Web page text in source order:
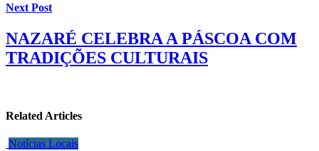
Next Post
NAZARÉ CELEBRA A PÁSCOA COM
TRADIÇÕES CULTURAIS
Related Articles
Notícias Locais